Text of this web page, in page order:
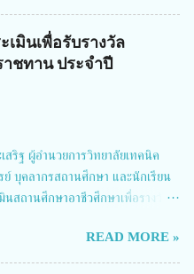
การทุกภาคส่วน เพื่อลดอุบัติเหตุและ
นแม่บทฉบับที่ 5 ในวันที่ 22 มีนาคม
ารสำนักงานการวิจัยแห่งชาติ เป็น
กดันงานวิจัยเพื่อความปลอดภัยทาง
รติพานิช ผู้อำนวยการกองบริหารทุน
จังหวัดนนทบุรี ดร.วิภารัตน์ ดีอ่อง
าวว่า วช. ในฐานะหน่วยงานบริหาร
ความสำคัญของกา...
มินเพื่อรับรางวัล
ชทาน ประจำปี
ฐ ผู้อำนวยการวิทยาลัยเทคนิค
บุคลากรสถานศึกษา และนักเรียน
สถานศึกษาอาชีวศึกษาเพื่อรางวัล
าลัยเทคนิคตาก ประธานคณะอนุกร
ฒิ 2.นายภัทธาวุธ โพธา ผู้อำนวย
READ MORE »